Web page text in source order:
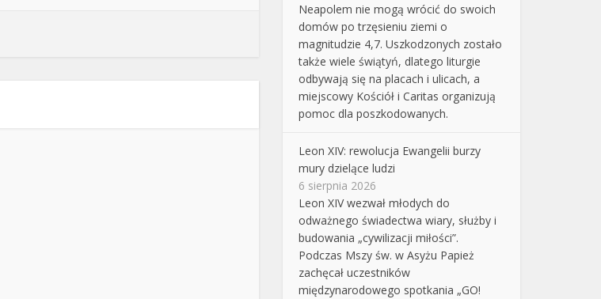
Neapolem nie mogą wrócić do swoich
domów po trzęsieniu ziemi o
magnitudzie 4,7. Uszkodzonych zostało
także wiele świątyń, dlatego liturgie
odbywają się na placach i ulicach, a
miejscowy Kościół i Caritas organizują
pomoc dla poszkodowanych.
Leon XIV: rewolucja Ewangelii burzy
mury dzielące ludzi
6 sierpnia 2026
Leon XIV wezwał młodych do
odważnego świadectwa wiary, służby i
budowania „cywilizacji miłości”.
Podczas Mszy św. w Asyżu Papież
zachęcał uczestników
międzynarodowego spotkania „GO!